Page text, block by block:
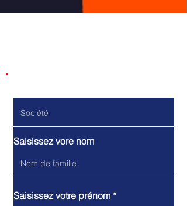
Saisissez vore nom
Saisissez votre prénom